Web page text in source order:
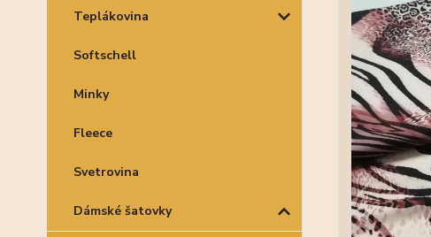
Teplákovina
Softschell
Minky
Fleece
Svetrovina
Dámské šatovky